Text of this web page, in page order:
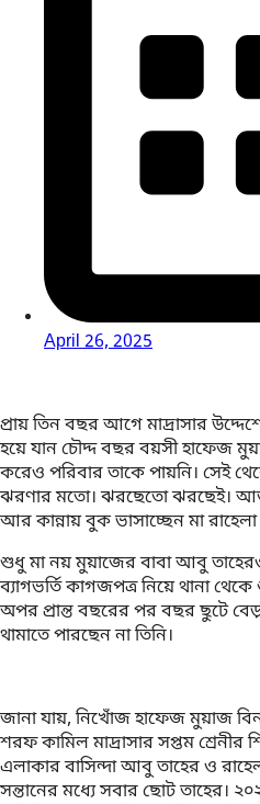
April 26, 2025
প্রায় তিন বছর আগে মাদ্রাসার
হয়ে যান চৌদ্দ বছর বয়সী হাফেজ
করেও পরিবার তাকে পায়নি। সেই
ঝরণার মতো। ঝরছেতো ঝরছেই।
আর কান্নায় বুক ভাসাচ্ছেন মা
শুধু মা নয় মুয়াজের বাবা আবু
ব্যাগভর্তি কাগজপত্র নিয়ে থানা
অপর প্রান্ত বছরের পর বছর ছুটে
থামাতে পারছেন না তিনি।
জানা যায়, নিখোঁজ হাফেজ মুয়াজ
শরফ কামিল মাদ্রাসার সপ্তম শ্রেনীর
এলাকার বাসিন্দা আবু তাহের ও
সন্তানের মধ্যে সবার ছোট তাহের।